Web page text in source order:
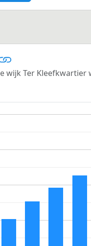
wijk Ter Kleefkwartier